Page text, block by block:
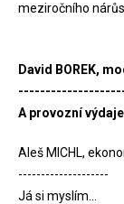
meziročního
David BOREK,
A provozní
Aleš MICHL,
--------------------
Já si myslím...